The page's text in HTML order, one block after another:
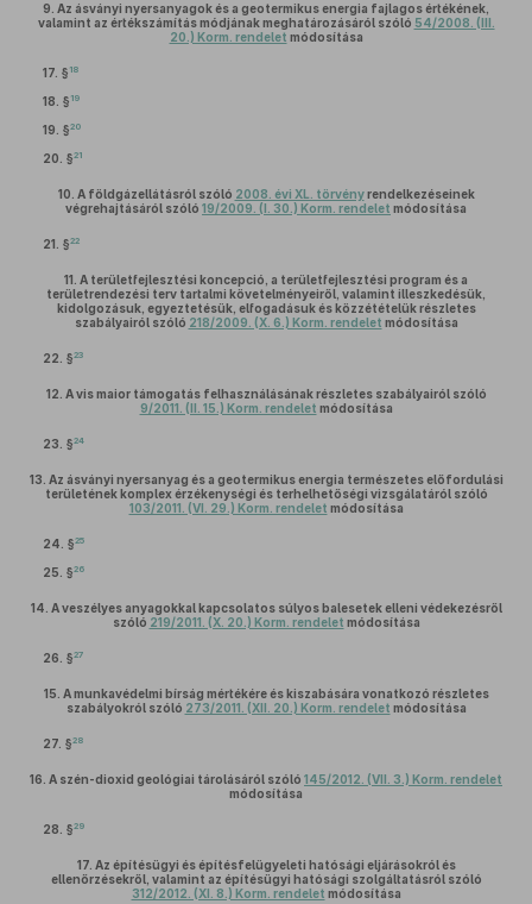
9. Az ásványi nyersanyagok és a geotermikus energia fajlagos értékének,
valamint az értékszámítás módjának meghatározásáról szóló 54/2008. (III.
20.) Korm. rendelet módosítása
17. § 18
18. § 19
19. §20
20. §21
10. A földgázellátásról szóló 2008. évi XL. törvényrendelkezéseinek
végrehajtásáról szóló 19/2009. (I. 30.) Korm. rendelet módosítása
21. §22
11. A területfejlesztési koncepció, a területfejlesztési program és a
területrendezési terv tartalmi követelményeiről, valamint illeszkedésük,
kidolgozásuk, egyeztetésük, elfogadásuk és közzétételük részletes
szabályairól szóló 218/2009. (X. 6.) Korm. rendelet módosítása
22. §23
12. A vis maior támogatás felhasználásának részletes szabályairól szóló
9/2011. (II. 15.) Korm. rendelet módosítása
23. §24
13. Az ásványi nyersanyag és a geotermikus energia természetes előfordulási
területének komplex érzékenységi és terhelhetőségi vizsgálatáról szóló
103/2011. (VI. 29.) Korm. rendelet módosítása
24. §25
25. §26
14. A veszélyes anyagokkal kapcsolatos súlyos balesetek elleni védekezésről
szóló 219/2011. (X. 20.) Korm. rendelet módosítása
26. §27
15. A munkavédelmi bírság mértékére és kiszabására vonatkozó részletes
szabályokról szóló 273/2011. (XII. 20.) Korm. rendelet módosítása
27. §28
16. A szén-dioxid geológiai tárolásáról szóló 145/2012. (VII. 3.) Korm. rendelet
módosítása
28. §29
17. Az építésügyi és építésfelügyeleti hatósági eljárásokról és
ellenőrzésekről, valamint az építésügyi hatósági szolgáltatásról szóló
312/2012. (XI. 8.) Korm. rendelet módosítása